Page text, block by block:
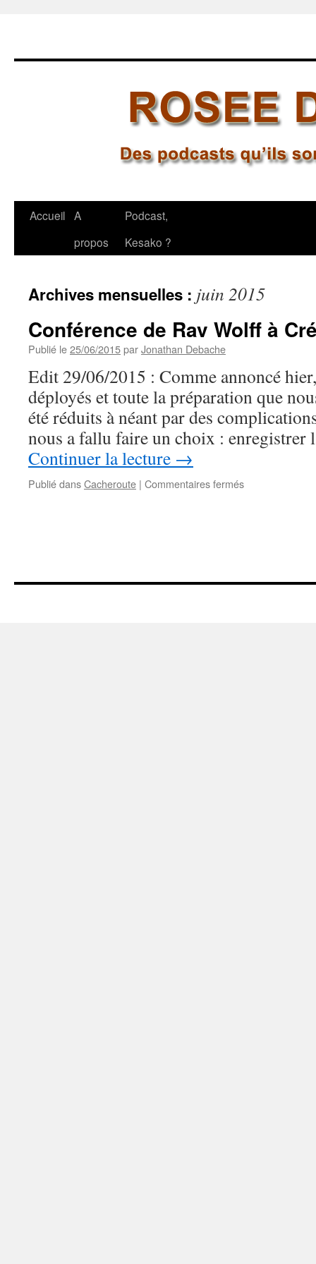
Aller
Accueil A
propos
Podcast,
Kesako ?
Archives mensuelles : juin 2015
Conférence de Rav Wolff à
Publié le25/06/2015parJonathan Debache
Edit 29/06/2015 : Comme annoncé
déployés et toute la préparation que
été réduits à néant par des
nous a fallu faire un choix :
Continuer la lecture →
Publié dansCacheroute | Commentaires ferméssur